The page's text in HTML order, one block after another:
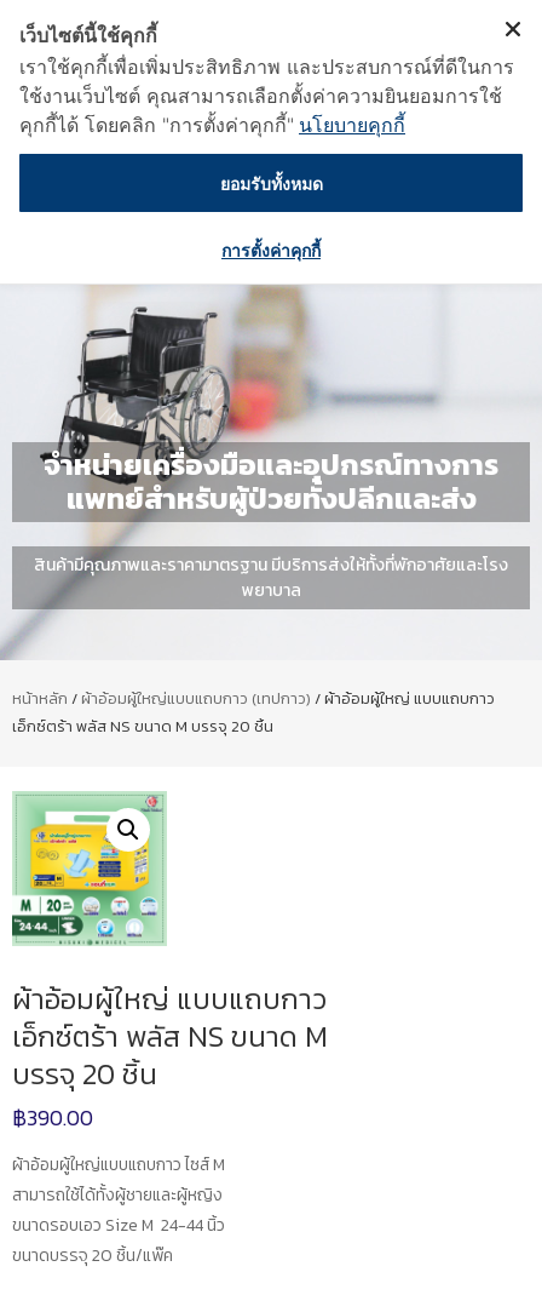
จำหน่ายเครื่องมือและอุปกรณ์ทางการ
แพทย์สำหรับผู้ป่วยทั้งปลีกและส่ง
สินค้ามีคุณภาพและราคามาตรฐาน มีบริการส่งให้ทั้งที่พักอาศัยและโรง
พยาบาล
หน้าหลัก / ผ้าอ้อมผู้ใหญ่แบบแถบกาว (เทปกาว) / ผ้าอ้อมผู้ใหญ่ แบบแถบกาว
เอ็กซ์ตร้า พลัส NS ขนาด M บรรจุ 20 ชิ้น
ผ้าอ้อมผู้ใหญ่ แบบแถบกาว
เอ็กซ์ตร้า พลัส NS ขนาด M
บรรจุ 20 ชิ้น
฿390.00
ผ้าอ้อมผู้ใหญ่แบบแถบกาว ไซส์ M
สามารถใช้ได้ทั้งผู้ชายและผู้หญิง
ขนาดรอบเอว Size M 24-44 นิ้ว
ขนาดบรรจุ 20 ชิ้น/แพ๊ค
เว็บไซต์นี้ใช้คุกกี้
เราใช้คุกกี้เพื่อเพิ่มประสิทธิภาพ และประสบการณ์ที่ดีในการ
ใช้งานเว็บไซต์ คุณสามารถเลือกตั้งค่าความยินยอมการใช้
คุกกี้ได้ โดยคลิก "การตั้งค่าคุกกี้" นโยบายคุกกี้
ยอมรับทั้งหมด
การตั้งค่าคุกกี้